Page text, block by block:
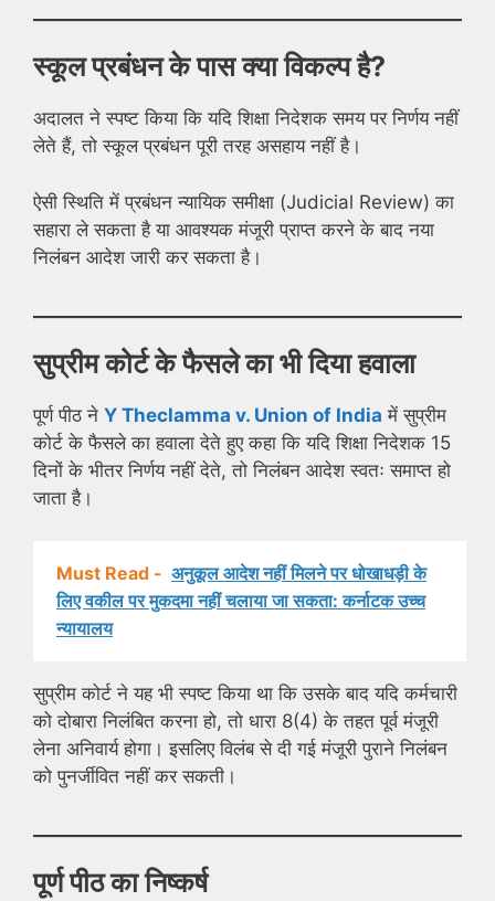
स्कूल प्रबंधन के पास क्या विकल्प है?
अदालत ने स्पष्ट किया कि यदि शिक्षा निदेशक समय पर निर्णय नहीं
लेते हैं, तो स्कूल प्रबंधन पूरी तरह असहाय नहीं है।
ऐसी स्थिति में प्रबंधन न्यायिक समीक्षा (Judicial Review) का
सहारा ले सकता है या आवश्यक मंजूरी प्राप्त करने के बाद नया
निलंबन आदेश जारी कर सकता है।
सुप्रीम कोर्ट के फैसले का भी दिया हवाला
पूर्ण पीठ ने Y Theclamma v. Union of India में सुप्रीम
कोर्ट के फैसले का हवाला देते हुए कहा कि यदि शिक्षा निदेशक 15
दिनों के भीतर निर्णय नहीं देते, तो निलंबन आदेश स्वतः समाप्त हो
जाता है।
Must Read - अनुकूल आदेश नहीं मिलने पर धोखाधड़ी के
लिए वकील पर मुकदमा नहीं चलाया जा सकता: कर्नाटक उच्च
न्यायालय
सुप्रीम कोर्ट ने यह भी स्पष्ट किया था कि उसके बाद यदि कर्मचारी
को दोबारा निलंबित करना हो, तो धारा 8(4) के तहत पूर्व मंजूरी
लेना अनिवार्य होगा। इसलिए विलंब से दी गई मंजूरी पुराने निलंबन
को पुनर्जीवित नहीं कर सकती।
पूर्ण पीठ का निष्कर्ष